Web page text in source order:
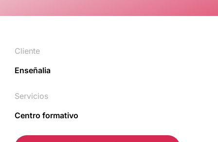
Cliente
Enseñalia
Servicios
Centro formativo